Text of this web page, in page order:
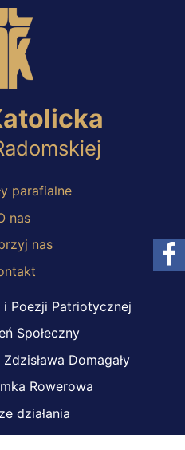
parafialne
nas
nas
i Poezji Patriotycznej
Społeczny
Domagały
Rowerowa
działania